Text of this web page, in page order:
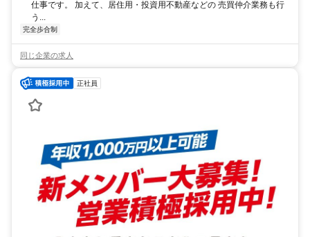
仕事です。 加えて、居住用・投資用不動産などの 売買仲介業務も行
う...
完全歩合制
同じ企業の求人
正社員